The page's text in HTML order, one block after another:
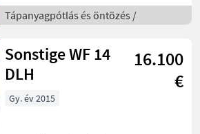
upon request: 9466 See
en.landbrukssalg.no/9466
Tápanyagpótlás és öntözés /
Sonstige WF 14
DLH
16.100
€
Gy. év 2015